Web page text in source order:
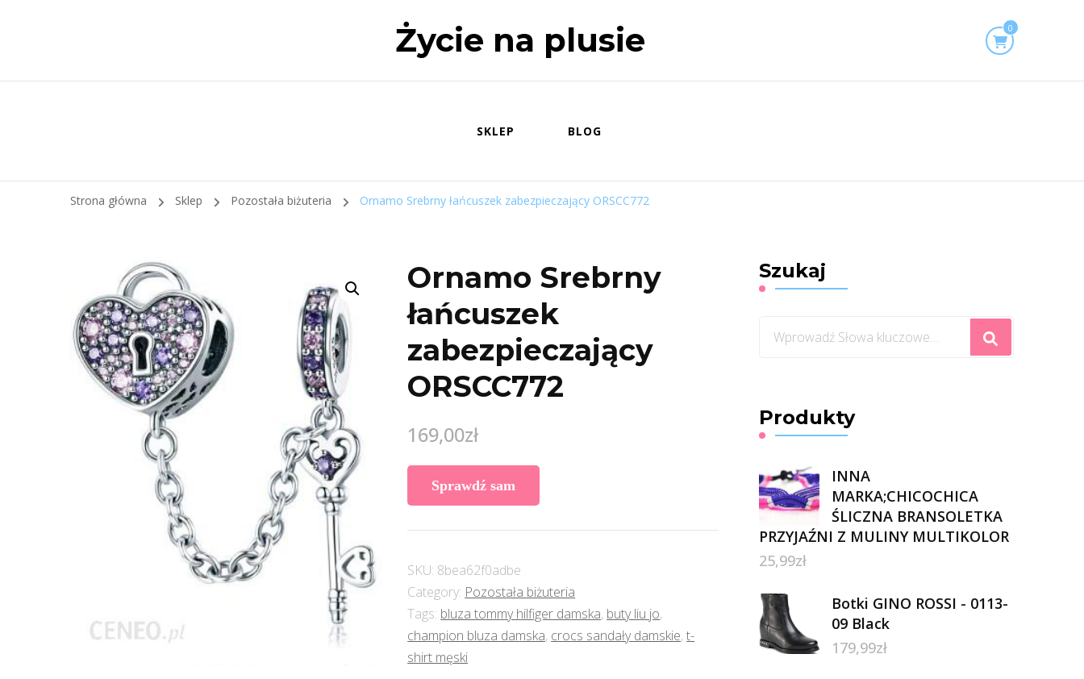
Życie na plusie 0
SKLEP BLOG
Strona główna Sklep Pozostała biżuteria Ornamo Srebrny łańcuszek zabezpieczający ORSCC772
Ornamo Srebrny
łańcuszek
zabezpieczający
ORSCC772
169,00zł
Sprawdź sam
SKU: 8bea62f0adbe
Category: Pozostała biżuteria
Tags: bluza tommy hilfiger damska, buty liu jo,
champion bluza damska, crocs sandały damskie,t-
shirt męski
Szukaj
Szukasz
Produkty
INNA
MARKA;CHICOCHICA
ŚLICZNA BRANSOLETKA
PRZYJAŹNI Z MULINY MULTIKOLOR
25,99zł
Botki GINO ROSSI - 0113-
09 Black
179,99zł